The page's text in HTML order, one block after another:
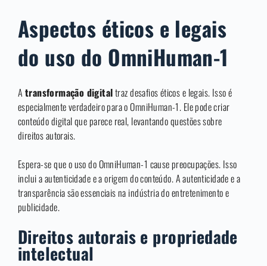
Aspectos éticos e legais
do uso do OmniHuman-1
A transformação digitaltraz desafios éticos e legais. Isso é
especialmente verdadeiro para o OmniHuman-1. Ele pode criar
conteúdo digital que parece real, levantando questões sobre
direitos autorais.
Espera-se que o uso do OmniHuman-1 cause preocupações. Isso
inclui a autenticidade e a origem do conteúdo. A autenticidade e a
transparência são essenciais na indústria do entretenimento e
publicidade.
Direitos autorais e propriedade
intelectual